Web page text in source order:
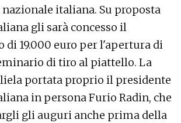
italiana. Su proposta
gli sarà concesso il
19.000 euro per l'apertura di
di tiro al piattello. La
portata proprio il presidente
in persona Furio Radin, che
gli auguri anche prima della